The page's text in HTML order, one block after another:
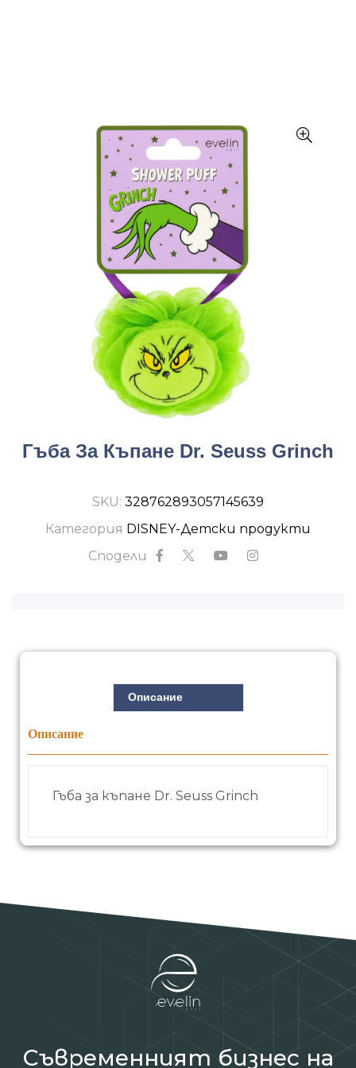
Гъба За Къпане Dr. Seuss Grinch
SKU: 328762893057145639
Категория DISNEY-Детски продукти
Сподели
Описание
Описание
Гъба за къпане Dr. Seuss Grinch
Съвременният бизнес на